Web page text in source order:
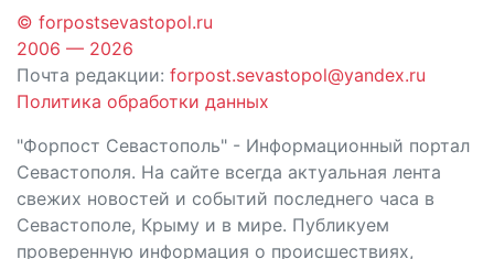
© forpostsevastopol.ru
2006 — 2026
Почта редакции: forpost.sevastopol@yandex.ru
Политика обработки данных
"Форпост Севастополь" - Информационный портал
Севастополя. На сайте всегда актуальная лента
свежих новостей и событий последнего часа в
Севастополе, Крыму и в мире. Публикуем
проверенную информация о происшествиях,